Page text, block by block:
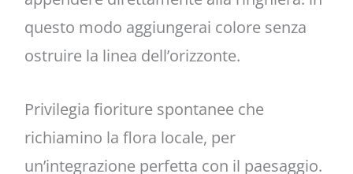
questo modo aggiungerai colore senza
ostruire la linea dell’orizzonte.
Privilegia fioriture spontanee che
richiamino la flora locale, per
un’integrazione perfetta con il paesaggio.